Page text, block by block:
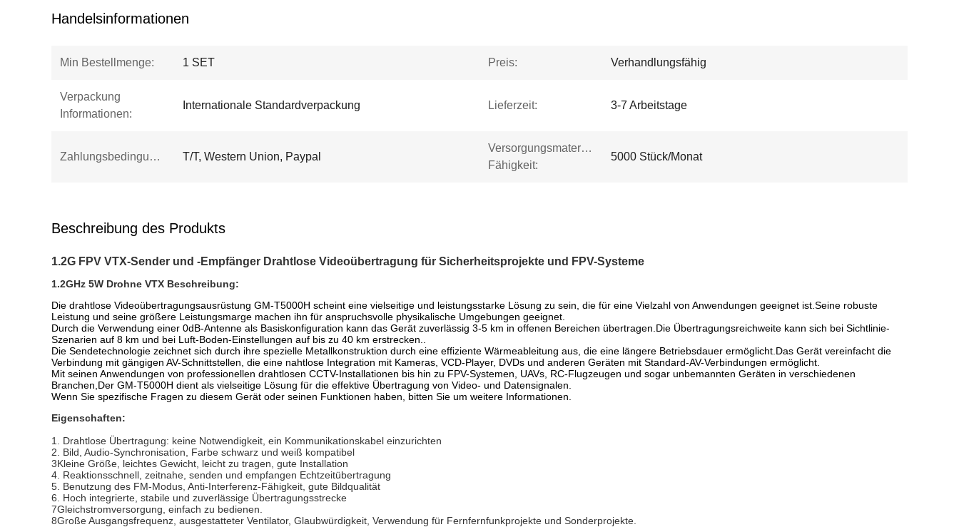
Handelsinformationen
Min Bestellmenge: 1 SET Preis: Verhandlungsfähig
Verpackung
Informationen:
Internationale Standardverpackung Lieferzeit: 3-7 Arbeitstage
Zahlungsbedingungen: T/T, Western Union, Paypal
Versorgungsmaterial-
Fähigkeit:
5000 Stück/Monat
Beschreibung des Produkts
1.2G FPV VTX-Sender und -Empfänger Drahtlose Videoübertragung für Sicherheitsprojekte und FPV-Systeme
1.2GHz 5W Drohne VTX Beschreibung:
Die drahtlose Videoübertragungsausrüstung GM-T5000H scheint eine vielseitige und leistungsstarke Lösung zu sein, die für eine Vielzahl von Anwendungen geeignet ist.Seine robuste
Leistung und seine größere Leistungsmarge machen ihn für anspruchsvolle physikalische Umgebungen geeignet.
Durch die Verwendung einer 0dB-Antenne als Basiskonfiguration kann das Gerät zuverlässig 3-5 km in offenen Bereichen übertragen.Die Übertragungsreichweite kann sich bei Sichtlinie-
Szenarien auf 8 km und bei Luft-Boden-Einstellungen auf bis zu 40 km erstrecken..
Die Sendetechnologie zeichnet sich durch ihre spezielle Metallkonstruktion durch eine effiziente Wärmeableitung aus, die eine längere Betriebsdauer ermöglicht.Das Gerät vereinfacht die
Verbindung mit gängigen AV-Schnittstellen, die eine nahtlose Integration mit Kameras, VCD-Player, DVDs und anderen Geräten mit Standard-AV-Verbindungen ermöglicht.
Mit seinen Anwendungen von professionellen drahtlosen CCTV-Installationen bis hin zu FPV-Systemen, UAVs, RC-Flugzeugen und sogar unbemannten Geräten in verschiedenen
Branchen,Der GM-T5000H dient als vielseitige Lösung für die effektive Übertragung von Video- und Datensignalen.
Wenn Sie spezifische Fragen zu diesem Gerät oder seinen Funktionen haben, bitten Sie um weitere Informationen.
Eigenschaften:
1. Drahtlose Übertragung: keine Notwendigkeit, ein Kommunikationskabel einzurichten
2. Bild, Audio-Synchronisation, Farbe schwarz und weiß kompatibel
3Kleine Größe, leichtes Gewicht, leicht zu tragen, gute Installation
4. Reaktionsschnell, zeitnahe, senden und empfangen Echtzeitübertragung
5. Benutzung des FM-Modus, Anti-Interferenz-Fähigkeit, gute Bildqualität
6. Hoch integrierte, stabile und zuverlässige Übertragungsstrecke
7Gleichstromversorgung, einfach zu bedienen.
8Große Ausgangsfrequenz, ausgestatteter Ventilator, Glaubwürdigkeit, Verwendung für Fernfernfunkprojekte und Sonderprojekte.